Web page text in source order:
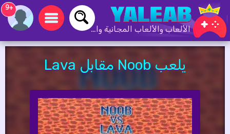
الألعاب والألعاب المجانية والألعاب عبر الإنترنت
+9
يلعب Noob مقابل Lava